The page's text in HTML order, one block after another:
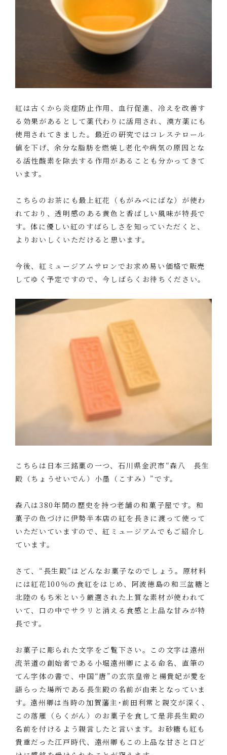
紅は古くから炎症防止作用、血行促進、冷えを改善す
る効果があるとして薬代わりに活用され、漢方薬にも
使用されてきました。最近の研究ではコレステロール
値を下げ、余分な脂肪を燃焼し老化や病気の原因とな
る活性酸素を除去する作用があることも分かってきて
います。
こちらのお茶にも最上紅花（もがみべにばな）が使わ
れており、透明感のある黄色と香ばしい風味が特長で
す。体に優しい紅のすばらしさを知っていただくと、
よりおいしくいただけると思います。
今後、紅ミュージアムサロンでお求め易い価格で販売
してゆく予定ですので、今しばらくお待ちください。
こちらは日本三銘菓の一つ、石川県金沢市“森八 長生
殿（ちょうせいでん）小墨（こすみ）”です。
森八は380年間の歴史を持つ老舗の和菓子屋です。和
菓子の色づけに伊勢半本店の紅を長きに渡って使って
いただいていますので、紅ミュージアムでもご紹介し
ています。
さて、“長生殿”はどんなお菓子なのでしょう。原材料
には紅花100％の食紅をはじめ、阿波徳島の和三盆糖と
北陸のもち米という厳選された上質な素材が使われて
いて、口の中でサラリと消える食感と上品な甘みが特
長です。
お菓子に彫られた文字をご覧下さい。この文字は遠州
流茶道の創始者である小堀遠州卿による命名、直筆の
てん字体の書で、中国“唐”の玄宗皇帝と楊貴妃が愛を
語らった場所である長生殿の名前が由来となっていま
す。遠州卿は当時の加賀藩主･前田利常と親交が深く、
この落雁（らくがん）のお菓子を食して是非長生殿の
名前を付けるよう親言したと言います。お砂糖も紅も
貴重だった江戸時代、遠州卿もこの上品な甘さと口ど